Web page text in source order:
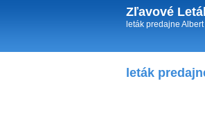
Zľavové
leták predajne
leták